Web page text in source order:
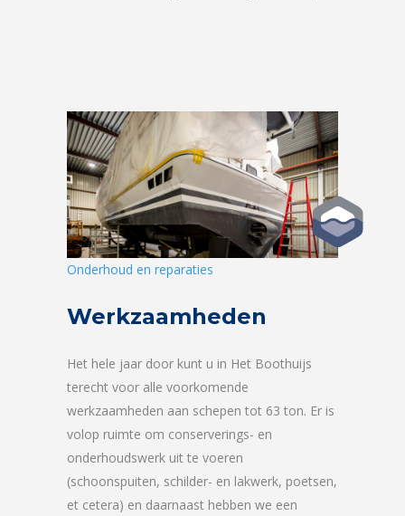
Onderhoud en reparaties
Werkzaamheden
Het hele jaar door kunt u in Het Boothuijs
terecht voor alle voorkomende
werkzaamheden aan schepen tot 63 ton. Er is
volop ruimte om conserverings- en
onderhoudswerk uit te voeren
(schoonspuiten, schilder- en lakwerk, poetsen,
et cetera) en daarnaast hebben we een